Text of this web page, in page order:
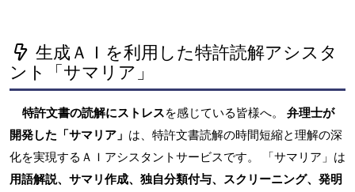
生成ＡＩを利用した特許読解アシスタ
ント「サマリア」
特許文書の読解にストレスを感じている皆様へ。 弁理士が
開発した「サマリア」 は、特許文書読解の時間短縮と理解の深
化を実現するＡＩアシスタントサービスです。 「サマリア」は
用語解説、サマリ作成、独自分類付与、スクリーニング、発明